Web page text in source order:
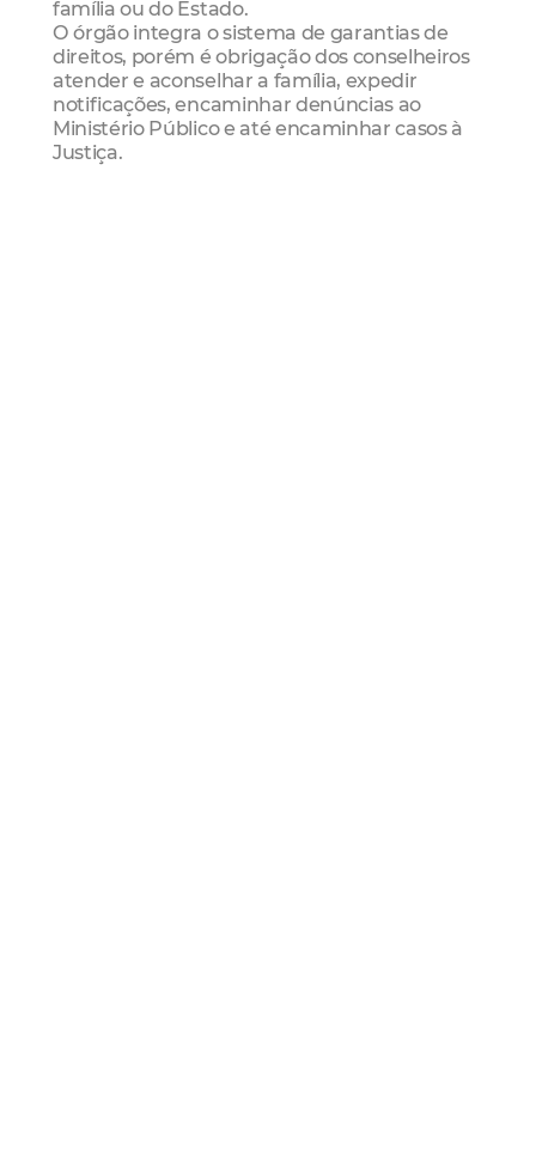
família ou do Estado.
O órgão integra o sistema de garantias de
direitos, porém é obrigação dos conselheiros
atender e aconselhar a família, expedir
notificações, encaminhar denúncias ao
Ministério Público e até encaminhar casos à
Justiça.